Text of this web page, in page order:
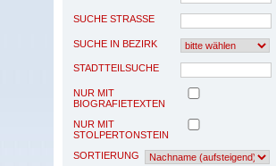
SUCHE STRASSE
SUCHE IN BEZIRK
STADTTEILSUCHE
NUR MIT
BIOGRAFIETEXTEN
NUR MIT
STOLPERTONSTEIN
SORTIERUNG